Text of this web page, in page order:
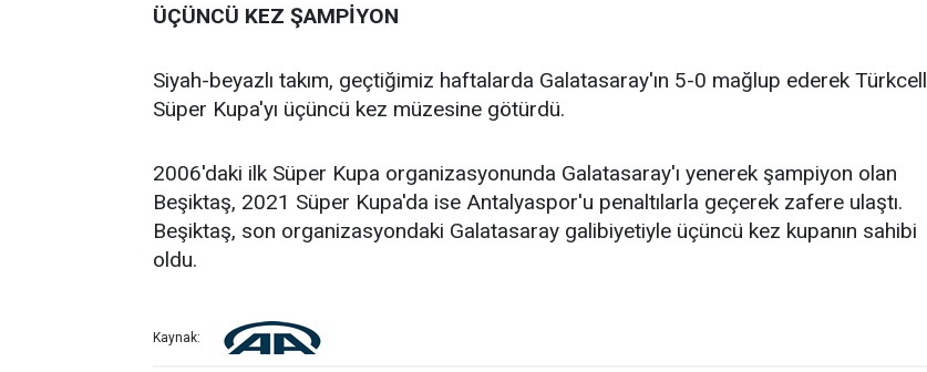
ÜÇÜNCÜ KEZ ŞAMPİYON
Siyah-beyazlı takım, geçtiğimiz haftalarda Galatasaray'ın 5-0 mağlup ederek Türkcell
Süper Kupa'yı üçüncü kez müzesine götürdü.
2006'daki ilk Süper Kupa organizasyonunda Galatasaray'ı yenerek şampiyon olan
Beşiktaş, 2021 Süper Kupa'da ise Antalyaspor'u penaltılarla geçerek zafere ulaştı.
Beşiktaş, son organizasyondaki Galatasaray galibiyetiyle üçüncü kez kupanın sahibi
oldu.
Kaynak: